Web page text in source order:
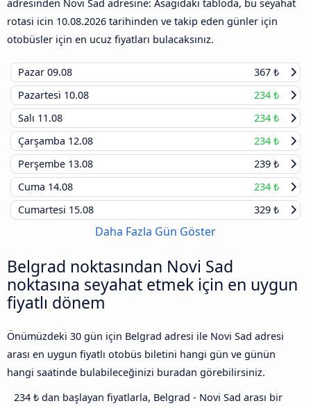
adresinden Novi Sad adresine: Asagidaki tabloda, bu seyahat
rotasi icin 10.08.2026 tarihinden ve takip eden günler için
otobüsler için en ucuz fiyatları bulacaksınız.
Pazar 09.08
367 ₺
Pazartesi 10.08
234 ₺
Salı 11.08
234 ₺
Çarşamba 12.08
234 ₺
Perşembe 13.08
239 ₺
Cuma 14.08
234 ₺
Cumartesi 15.08 329 ₺
Daha Fazla Gün Göster
Belgrad noktasından Novi Sad
noktasına seyahat etmek için en uygun
fiyatlı dönem
Önümüzdeki 30 gün için Belgrad adresi ile Novi Sad adresi
arası en uygun fiyatlı otobüs biletini hangi gün ve günün
hangi saatinde bulabileceğinizi buradan görebilirsiniz.
234 ₺ dan başlayan fiyatlarla, Belgrad - Novi Sad arası bir